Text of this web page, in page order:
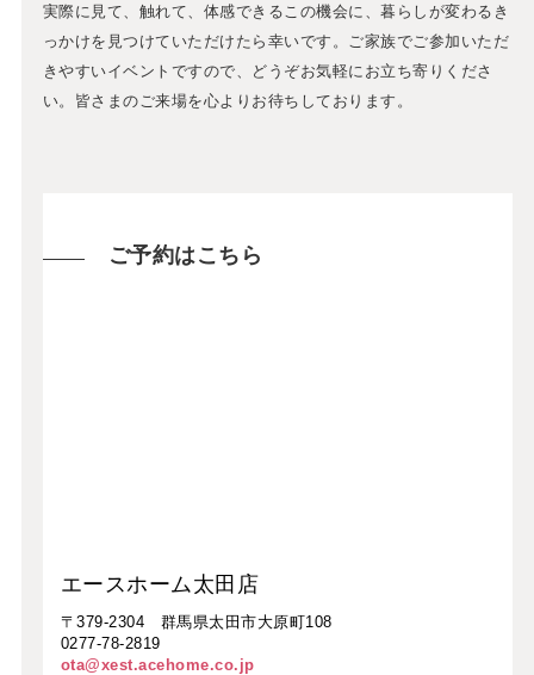
実際に見て、触れて、体感できるこの機会に、暮らしが変わるき
っかけを見つけていただけたら幸いです。ご家族でご参加いただ
きやすいイベントですので、どうぞお気軽にお立ち寄りくださ
い。皆さまのご来場を心よりお待ちしております。
ご予約はこちら
エースホーム太田店
〒379-2304 群馬県太田市大原町108
0277-78-2819
ota@xest.acehome.co.jp